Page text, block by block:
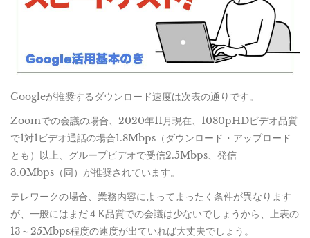
Googleが推奨するダウンロード速度は次表の通りです。
Zoomでの会議の場合、2020年11月現在、1080pHDビデオ品質
で1対1ビデオ通話の場合1.8Mbps（ダウンロード・アップロード
とも）以上、グループビデオで受信2.5Mbps、発信
3.0Mbps（同）が推奨されています。
テレワークの場合、業務内容によってまったく条件が異なります
が、一般にはまだ４K品質での会議は少ないでしょうから、上表の
13～25Mbps程度の速度が出ていれば大丈夫でしょう。